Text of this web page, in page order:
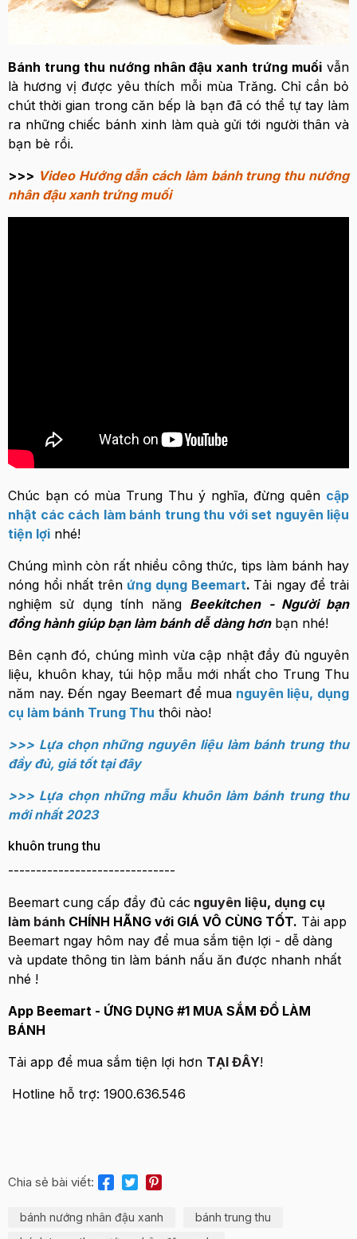
Bánh trung thu nướng nhân đậu xanh trứng muối vẫn
là hương vị được yêu thích mỗi mùa Trăng. Chỉ cần bỏ
chút thời gian trong căn bếp là bạn đã có thể tự tay làm
ra những chiếc bánh xinh làm quà gửi tới người thân và
bạn bè rồi.
>>> Video Hướng dẫn cách làm bánh trung thu nướng
nhân đậu xanh trứng muối
Chúc bạn có mùa Trung Thu ý nghĩa, đừng quên cập
nhật các cách làm bánh trung thu với set nguyên liệu
tiện lợi nhé!
Chúng mình còn rất nhiều công thức, tips làm bánh hay
nóng hổi nhất trên ứng dụng Beemart. Tải ngay để trải
nghiệm sử dụng tính năng Beekitchen - Người bạn
đồng hành giúp bạn làm bánh dễ dàng hơnbạn nhé!
Bên cạnh đó, chúng mình vừa cập nhật đầy đủ nguyên
liệu, khuôn khay, túi hộp mẫu mới nhất cho Trung Thu
năm nay. Đến ngay Beemart để mua nguyên liệu, dụng
cụ làm bánh Trung Thu thôi nào!
>>> Lựa chọn những nguyên liệu làm bánh trung thu
đầy đủ, giá tốt tại đây
>>> Lựa chọn những mẫu khuôn làm bánh trung thu
mới nhất 2023
khuôn trung thu
------------------------------
Beemart cung cấp đầy đủ các nguyên liệu, dụng cụ
làm bánh CHÍNH HÃNG với GIÁ VÔ CÙNG TỐT. Tải app
Beemart ngay hôm nay để mua sắm tiện lợi - dễ dàng
và update thông tin làm bánh nấu ăn được nhanh nhất
nhé !
App Beemart - ỨNG DỤNG #1 MUA SẮM ĐỒ LÀM
BÁNH
Tải app để mua sắm tiện lợi hơn TẠI ĐÂY!
Hotline hỗ trợ: 1900.636.546
Chia sẻ bài viết:
bánh nướng nhân đậu xanh
bánh trung thu